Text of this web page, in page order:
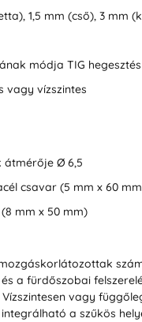
1,5 mm (cső), 3 mm
módja TIG hegesztés
vagy vízszintes
átmérője Ø 6,5
csavar (5 mm x 60
mm x 50 mm)
a fürdőszobai
vagy
a szűkös